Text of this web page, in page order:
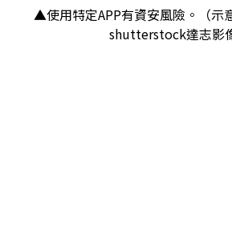
▲使用特定APP有資安風險。（示
shutterstock達志影